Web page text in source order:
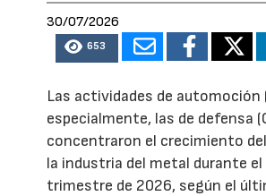
30/07/2026
653
Las actividades de automoción
especialmente, las de defensa
concentraron el crecimiento
la industria del metal durante el
trimestre de 2026, según el